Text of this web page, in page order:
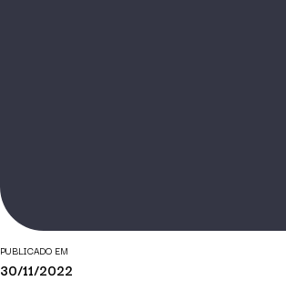
PUBLICADO EM
30/11/2022